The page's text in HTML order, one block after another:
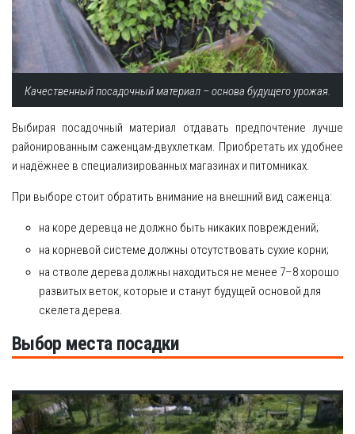
Качественный посадочный материал – основа будущего урожая.
Выбирая посадочный материал отдавать предпочтение лучше
районированным саженцам-двухлеткам. Приобретать их удобнее
и надёжнее в специализированных магазинах и питомниках.
При выборе стоит обратить внимание на внешний вид саженца:
на коре деревца не должно быть никаких повреждений;
на корневой системе должны отсутствовать сухие корни;
на стволе дерева должны находиться не менее 7–8 хорошо
развитых веток, которые и станут будущей основой для
скелета дерева.
Выбор места посадки